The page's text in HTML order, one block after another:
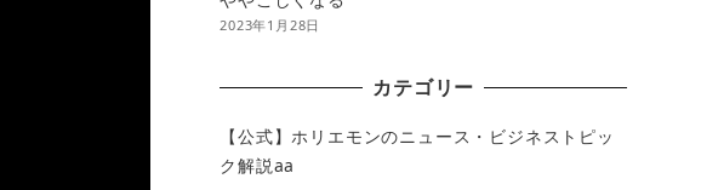
2023年1月28日
カテゴリー
【公式】ホリエモンのニュース・ビジネストピッ
ク解説aa